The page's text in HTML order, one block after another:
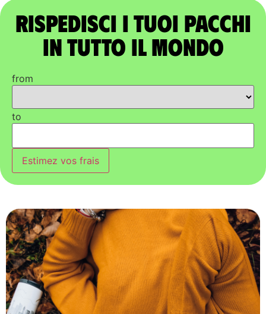
Rispedisci i tuoi pacchi
in tutto il mondo
from
to
Estimez vos frais